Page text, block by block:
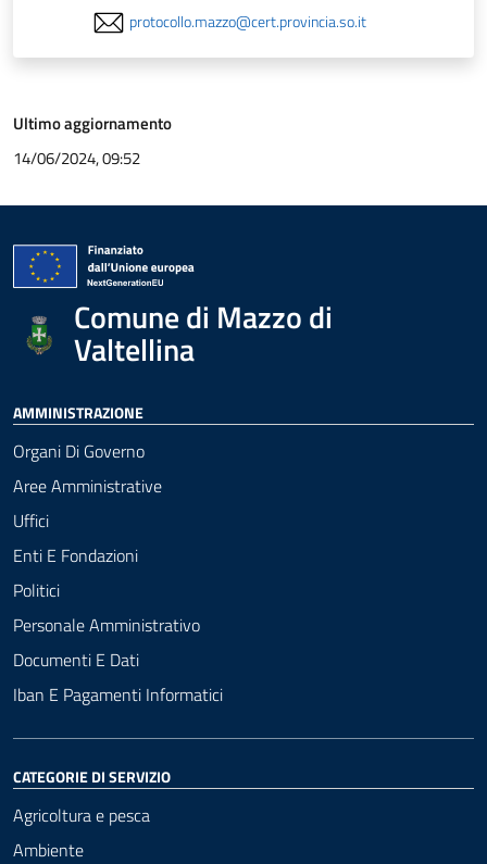
protocollo.mazzo@cert.provincia.so.it
Ultimo aggiornamento
14/06/2024, 09:52
Comune di Mazzo di
Valtellina
AMMINISTRAZIONE
Organi Di Governo
Aree Amministrative
Uffici
Enti E Fondazioni
Politici
Personale Amministrativo
Documenti E Dati
Iban E Pagamenti Informatici
CATEGORIE DI SERVIZIO
Agricoltura e pesca
Ambiente